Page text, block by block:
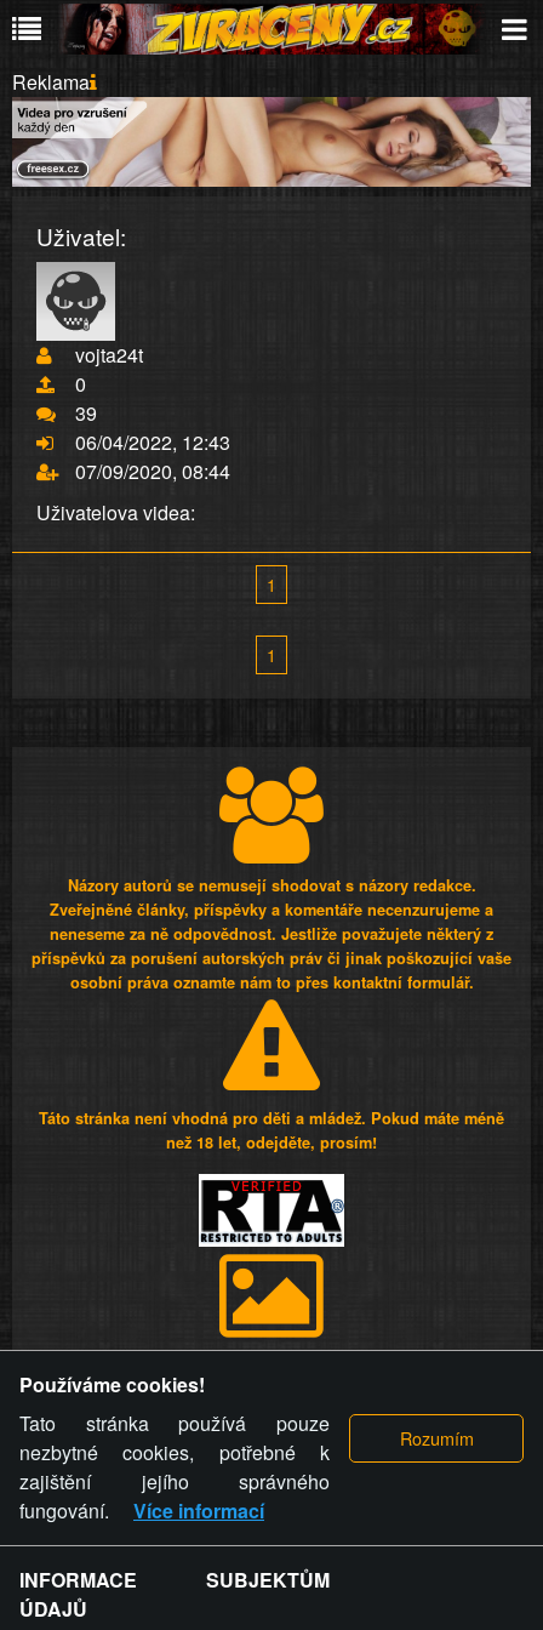
Reklama
Uživatel:
vojta24t
0
39
06/04/2022, 12:43
07/09/2020, 08:44
Uživatelova videa:
1
1
Názory autorů se nemusejí shodovat s názory redakce.
Zveřejněné články, příspěvky a komentáře necenzurujeme a
neneseme za ně odpovědnost. Jestliže považujete některý z
příspěvků za porušení autorských práv či jinak poškozující vaše
osobní práva oznamte nám to přes kontaktní formulář.
Táto stránka není vhodná pro děti a mládež. Pokud máte méně
než 18 let, odejděte, prosím!
videa a komentáře. Osoba, které se toto opatření provozovatele
stránky týče, ani osoba, která umístila fotografii nebo video na
stránku, nemůže z důvodu odstranění fotografie, videa nebo
komentáře pro výše uvedenou okolnost uplatnit vůči
provozovateli stránky žádný nárok na náhradu škody nebo
nemajetkové újmy.
ZVRÁCENÝ.CZ - Svět není zvrácenej. To jen
Používáme cookies!
Tato stránka používá pouze
nezbytné cookies, potřebné k
zajištění jejího správného
fungování.
Více informací
INFORMACE SUBJEKTŮM
ÚDAJŮ